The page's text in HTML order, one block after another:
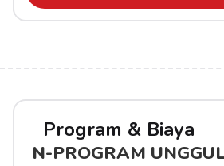
Program & Biaya
N-PROGRAM